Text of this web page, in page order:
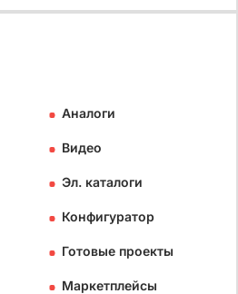
Аналоги
Видео
Эл. каталоги
Конфигуратор
Готовые проекты
Маркетплейсы